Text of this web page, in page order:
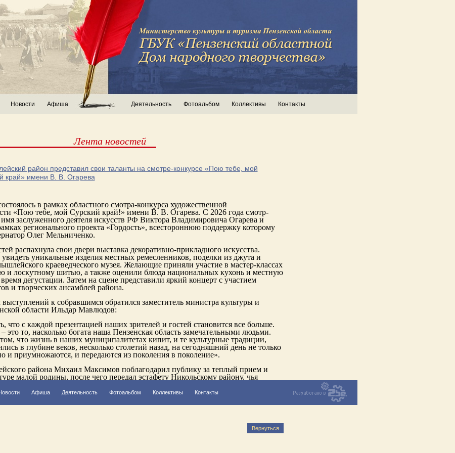
Новости Афиша Деятельность Фотоальбом Коллективы Контакты
Лента новостей
район представил свои таланты на смотре-конкурсе «Пою тебе, мой
край» имени В. В. Огарева
в рамках областного смотра-конкурса художественной
«Пою тебе, мой Сурский край!» имени В. В. Огарева. С 2026 года смотр-
заслуженного деятеля искусств РФ Виктора Владимировича Огарева и
регионального проекта «Гордость», всестороннюю поддержку которому
Олег Мельниченко.
распахнула свои двери выставка декоративно-прикладного искусства.
уникальные изделия местных ремесленников, поделки из джута и
краеведческого музея. Желающие приняли участие в мастер-классах
и лоскутному шитью, а также оценили блюда национальных кухонь и местную
дегустации. Затем на сцене представили яркий концерт с участием
и творческих ансамблей района.
к собравшимся обратился заместитель министра культуры и
области Ильдар Мавлюдов:
что с каждой презентацией наших зрителей и гостей становится все больше.
это то, насколько богата наша Пензенская область замечательными людьми.
что жизнь в наших муниципалитетах кипит, и те культурные традиции,
в глубине веков, несколько столетий назад, на сегодняшний день не только
и приумножаются, и передаются из поколения в поколение».
района Михаил Максимов поблагодарил публику за теплый прием и
малой родины, после чего передал эстафету Никольскому району, чья
Вернуться
Афиша Деятельность Фотоальбом Коллективы Контакты